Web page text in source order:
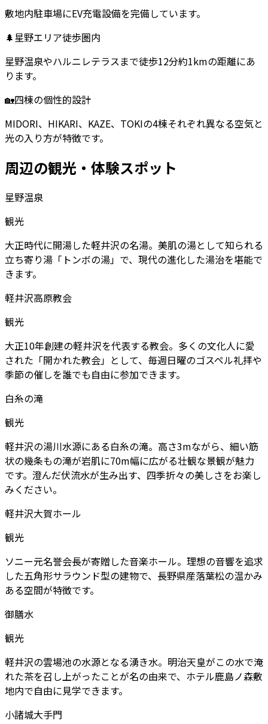
敷地内駐車場にEV充電設備を完備しています。
🌲星野エリア徒歩圏内
星野温泉やハルニレテラスまで徒歩12分約1kmの距離にあ
ります。
🏡四棟の個性的設計
MIDORI、HIKARI、KAZE、TOKIの4棟それぞれ異なる空気と
光の入り方が特徴です。
周辺の観光・体験スポット
星野温泉
観光
大正時代に開湯した軽井沢の名湯。美肌の湯として知られる
立ち寄り湯「トンボの湯」で、現代の進化した湯治を堪能で
きます。
軽井沢高原教会
観光
大正10年創建の軽井沢を代表する教会。多くの文化人に愛
された「開かれた教会」として、毎週日曜のゴスペル礼拝や
季節の催しを誰でも自由に参加できます。
白糸の滝
観光
軽井沢の湯川水源にある白糸の滝。高さ3mながら、細い筋
状の幾条もの滝が岩肌に70m幅に広がる壮観な景観が魅力
です。澄んだ伏流水が生み出す、四季折々の美しさをお楽し
みください。
軽井沢大賀ホール
観光
ソニー元名誉会長が寄贈した音楽ホール。理想の音響を追求
した五角形サラウンド型の建物で、長野県産落葉松の温かみ
ある空間が特徴です。
御膳水
観光
軽井沢の雲場池の水源となる湧き水。明治天皇がこの水で淹
れた茶を召し上がったことが名の由来で、ホテル鹿島ノ森敷
地内で自由に見学できます。
小諸城大手門